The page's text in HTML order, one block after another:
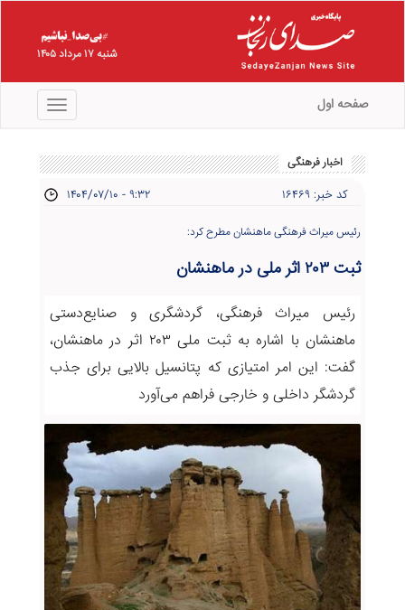
شنبه ۱۷ مرداد ۱۴۰۵
منو صفحه اول
اخبار فرهنگی
کد خبر: ۱۶۴۶۹ ۱۴۰۴/۰۷/۱۰ - ۹:۳۲
رئیس میراث فرهنگی ماهنشان مطرح کرد:
ثبت ۲۰۳ اثر ملی در ماهنشان
رئیس میراث فرهنگی، گردشگری و صنایع‌دستی
ماهنشان با اشاره به ثبت ملی ۲۰۳ اثر در ماهنشان،
گفت: این امر امتیازی که پتانسیل بالایی برای جذب
گردشگر داخلی و خارجی فراهم می‌آورد